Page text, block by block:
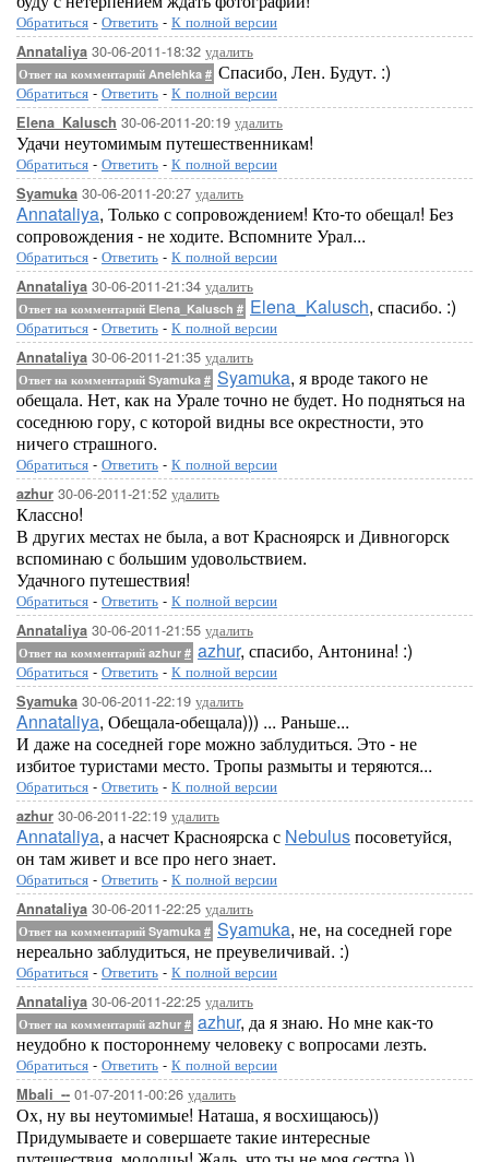
Обратиться - Ответить - К полной версии
Annataliya 30-06-2011-18:32 удалить
Ответ на комментарий Anelehka # Спасибо, Лен. Будут. :)
Обратиться - Ответить - К полной версии
Elena_Kalusch 30-06-2011-20:19 удалить
Удачи неутомимым путешественникам!
Обратиться - Ответить - К полной версии
Syamuka 30-06-2011-20:27 удалить
Annataliya, Только с сопровождением! Кто-то обещал! Без
сопровождения - не ходите. Вспомните Урал...
Обратиться - Ответить - К полной версии
Annataliya 30-06-2011-21:34 удалить
Ответ на комментарий Elena_Kalusch # Elena_Kalusch, спасибо. :)
Обратиться - Ответить - К полной версии
Annataliya 30-06-2011-21:35 удалить
Ответ на комментарий Syamuka # Syamuka, я вроде такого не
обещала. Нет, как на Урале точно не будет. Но подняться на
соседнюю гору, с которой видны все окрестности, это
ничего страшного.
Обратиться - Ответить - К полной версии
azhur 30-06-2011-21:52 удалить
Классно!
В других местах не была, а вот Красноярск и Дивногорск
вспоминаю с большим удовольствием.
Удачного путешествия!
Обратиться - Ответить - К полной версии
Annataliya 30-06-2011-21:55 удалить
Ответ на комментарий azhur # azhur, спасибо, Антонина! :)
Обратиться - Ответить - К полной версии
Syamuka 30-06-2011-22:19 удалить
Annataliya, Обещала-обещала))) ... Раньше...
И даже на соседней горе можно заблудиться. Это - не
избитое туристами место. Тропы размыты и теряются...
Обратиться - Ответить - К полной версии
azhur 30-06-2011-22:19 удалить
Annataliya, а насчет Красноярска с Nebulusпосоветуйся,
он там живет и все про него знает.
Обратиться - Ответить - К полной версии
Annataliya 30-06-2011-22:25 удалить
Ответ на комментарий Syamuka # Syamuka, не, на соседней горе
нереально заблудиться, не преувеличивай. :)
Обратиться - Ответить - К полной версии
Annataliya 30-06-2011-22:25 удалить
Ответ на комментарий azhur # azhur, да я знаю. Но мне как-то
неудобно к постороннему человеку с вопросами лезть.
Обратиться - Ответить - К полной версии
Mbali_-- 01-07-2011-00:26 удалить
Ох, ну вы неутомимые! Наташа, я восхищаюсь))
Придумываете и совершаете такие интересные